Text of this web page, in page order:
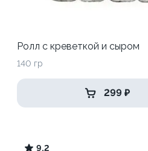
Ролл с креветкой и сыром
140 гр
299 ₽
9.2